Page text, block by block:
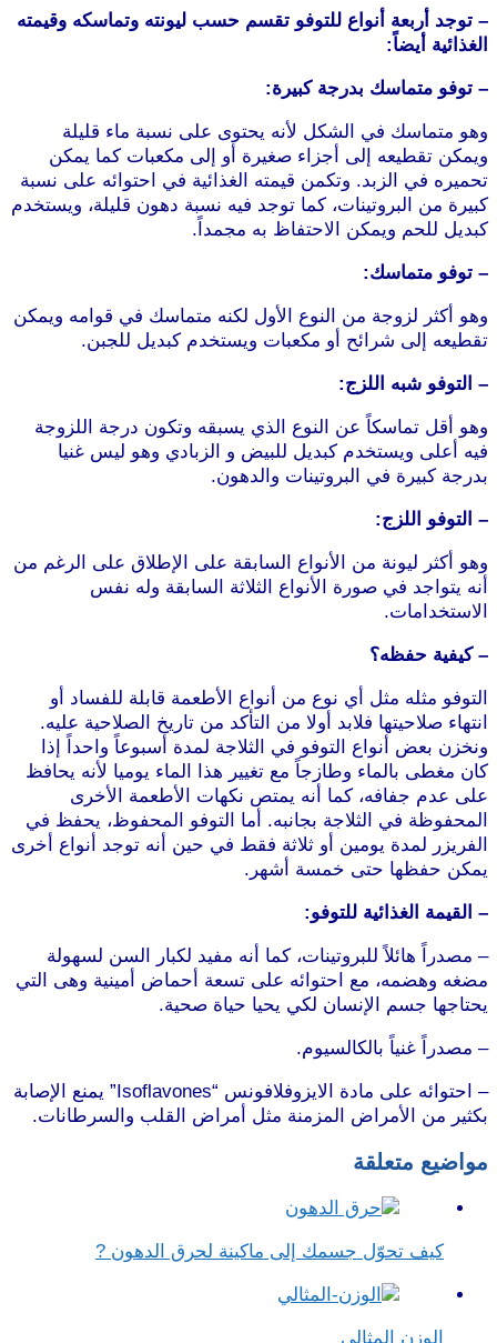
– توجد أربعة أنواع للتوفو تقسم حسب ليونته وتماسكه وقيمته
الغذائية أيضاً:
– توفو متماسك بدرجة كبيرة:
وهو متماسك في الشكل لأنه يحتوى على نسبة ماء قليلة
ويمكن تقطيعه إلى أجزاء صغيرة أو إلى مكعبات كما يمكن
تحميره في الزبد. وتكمن قيمته الغذائية في احتوائه على نسبة
كبيرة من البروتينات، كما توجد فيه نسبة دهون قليلة، ويستخدم
كبديل للحم ويمكن الاحتفاظ به مجمداً.
– توفو متماسك:
وهو أكثر لزوجة من النوع الأول لكنه متماسك في قوامه ويمكن
تقطيعه إلى شرائح أو مكعبات ويستخدم كبديل للجبن.
– التوفو شبه اللزج:
وهو أقل تماسكاً عن النوع الذي يسبقه وتكون درجة اللزوجة
فيه أعلى ويستخدم كبديل للبيض و الزبادي وهو ليس غنيا
بدرجة كبيرة في البروتينات والدهون.
– التوفو اللزج:
وهو أكثر ليونة من الأنواع السابقة على الإطلاق على الرغم من
أنه يتواجد في صورة الأنواع الثلاثة السابقة وله نفس
الاستخدامات.
– كيفية حفظه؟
التوفو مثله مثل أي نوع من أنواع الأطعمة قابلة للفساد أو
انتهاء صلاحيتها فلابد أولا من التأكد من تاريخ الصلاحية عليه.
ونخزن بعض أنواع التوفو في الثلاجة لمدة أسبوعاً واحداً إذا
كان مغطى بالماء وطازجاً مع تغيير هذا الماء يوميا لأنه يحافظ
على عدم جفافه، كما أنه يمتص نكهات الأطعمة الأخرى
المحفوظة في الثلاجة بجانبه. أما التوفو المحفوظ، يحفظ في
الفريزر لمدة يومين أو ثلاثة فقط في حين أنه توجد أنواع أخرى
يمكن حفظها حتى خمسة أشهر.
– القيمة الغذائية للتوفو:
– مصدراً هائلاً للبروتينات، كما أنه مفيد لكبار السن لسهولة
مضغه وهضمه، مع احتوائه على تسعة أحماض أمينية وهى التي
يحتاجها جسم الإنسان لكي يحيا حياة صحية.
– مصدراً غنياً بالكالسيوم.
– احتوائه على مادة الايزوفلافونس “Isoflavones” يمنع الإصابة
بكثير من الأمراض المزمنة مثل أمراض القلب والسرطانات.
مواضيع متعلقة
كيف تحوّل جسمك إلى ماكينة لحرق الدهون ?
الوزن المثالي